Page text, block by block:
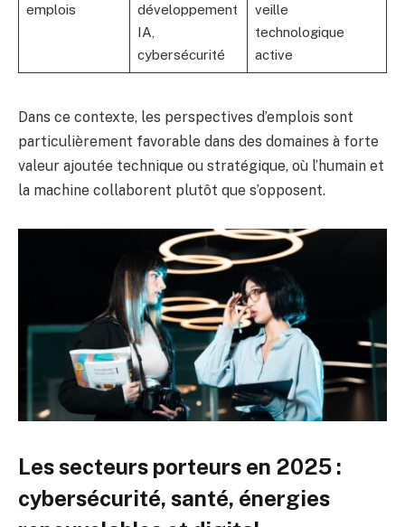
emplois
développement
IA,
cybersécurité
veille
technologique
active
Dans ce contexte, les perspectives d’emplois sont
particulièrement favorable dans des domaines à forte
valeur ajoutée technique ou stratégique, où l’humain et
la machine collaborent plutôt que s’opposent.
Les secteurs porteurs en 2025 :
cybersécurité, santé, énergies